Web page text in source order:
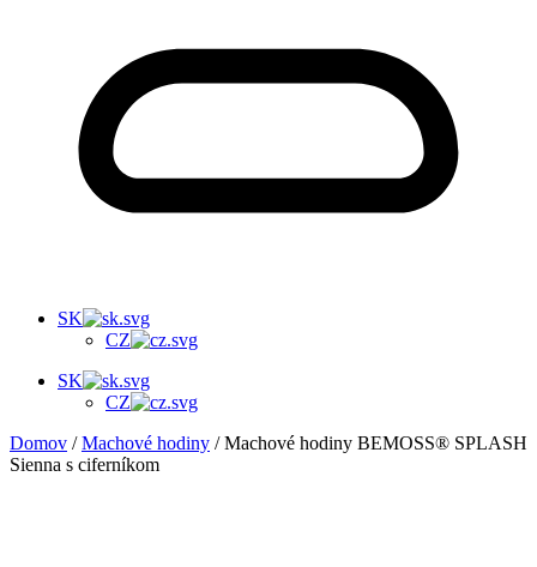
SK
CZ
SK
CZ
Domov /Machové hodiny / Machové hodiny BEMOSS® SPLASH
Sienna s ciferníkom